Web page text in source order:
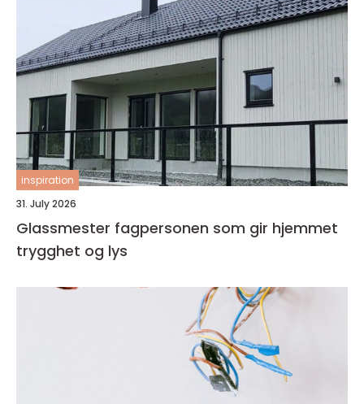
inspiration
31. July 2026
Glassmester fagpersonen som gir hjemmet
trygghet og lys